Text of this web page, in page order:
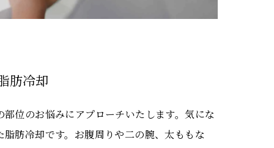
肪冷却
位のお悩みにアプローチいたします。気にな
肪冷却です。お腹周りや二の腕、太ももな